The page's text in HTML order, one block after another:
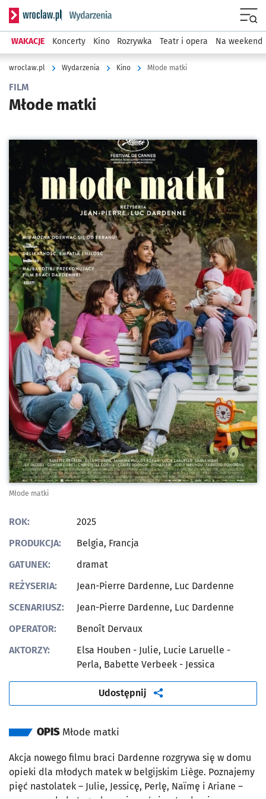
Serwis informacyjny wroclaw.pl podserwis: Wydarzenia
WAKACJE Koncerty Kino Rozrywka Teatr i opera Na weekend
wroclaw.pl Wydarzenia Kino Młode matki
FILM
Młode matki
Kliknij, aby powiększyć
Młode matki
ROK:
2025
PRODUKCJA:
Belgia, Francja
GATUNEK:
dramat
REŻYSERIA:
Jean-Pierre Dardenne, Luc Dardenne
SCENARIUSZ:
Jean-Pierre Dardenne, Luc Dardenne
OPERATOR:
Benoît Dervaux
AKTORZY:
Elsa Houben - Julie, Lucie Laruelle -
Perla, Babette Verbeek - Jessica
Udostępnij artykuł
OPIS Młode matki
Akcja nowego filmu braci Dardenne rozgrywa się w domu
opieki dla młodych matek w belgijskim Liège. Poznajemy
pięć nastolatek – Julie, Jessicę, Perlę, Naïmę i Ariane –